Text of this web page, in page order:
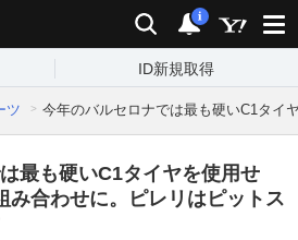
検索 通知
i
ID新規取得
ツ 今年のバルセロナでは最も硬いC1タイ
最も硬いC1タイヤを使用せ
み合わせに。ピレリはピットス